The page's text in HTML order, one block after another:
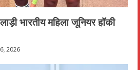
भारतीय महिला जूनियर हॉकी
2026